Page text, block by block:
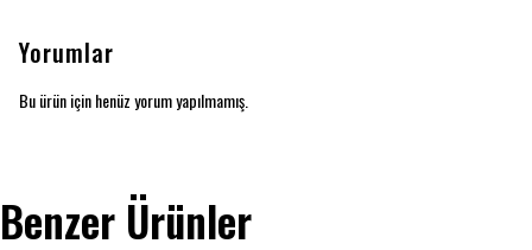
Yorumlar
Bu ürün için henüz yorum yapılmamış.
Benzer Ürünler